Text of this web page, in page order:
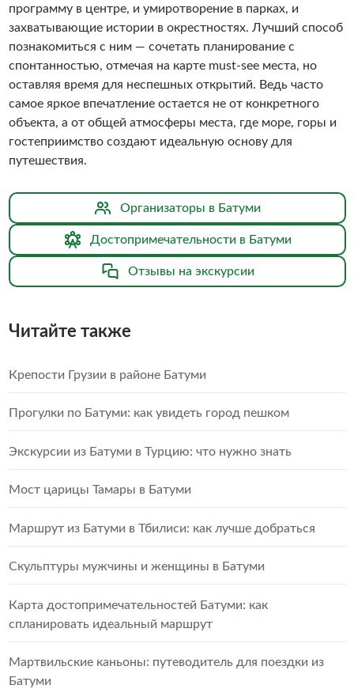
программу в центре, и умиротворение в парках, и
захватывающие истории в окрестностях. Лучший способ
познакомиться с ним — сочетать планирование с
спонтанностью, отмечая на карте must-see места, но
оставляя время для неспешных открытий. Ведь часто
самое яркое впечатление остается не от конкретного
объекта, а от общей атмосферы места, где море, горы и
гостеприимство создают идеальную основу для
путешествия.
Организаторы в Батуми
Достопримечательности в Батуми
Отзывы на экскурсии
Читайте также
Крепости Грузии в районе Батуми
Прогулки по Батуми: как увидеть город пешком
Экскурсии из Батуми в Турцию: что нужно знать
Мост царицы Тамары в Батуми
Маршрут из Батуми в Тбилиси: как лучше добраться
Скульптуры мужчины и женщины в Батуми
Карта достопримечательностей Батуми: как
спланировать идеальный маршрут
Мартвильские каньоны: путеводитель для поездки из
Батуми